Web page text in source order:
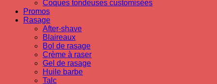
Coques tondeuses customisées
Promos
Rasage
After-shave
Blaireaux
Bol de rasage
Crème à raser
Gel de rasage
Huile barbe
Talc